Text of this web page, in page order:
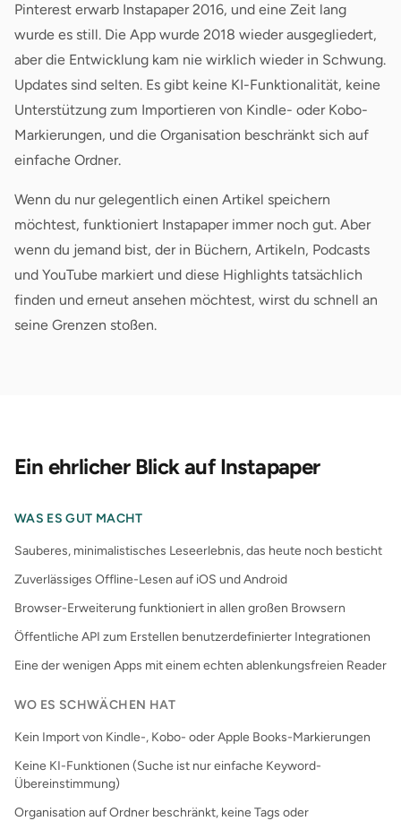
Pinterest erwarb Instapaper 2016, und eine Zeit lang
wurde es still. Die App wurde 2018 wieder ausgegliedert,
aber die Entwicklung kam nie wirklich wieder in Schwung.
Updates sind selten. Es gibt keine KI-Funktionalität, keine
Unterstützung zum Importieren von Kindle- oder Kobo-
Markierungen, und die Organisation beschränkt sich auf
einfache Ordner.
Wenn du nur gelegentlich einen Artikel speichern
möchtest, funktioniert Instapaper immer noch gut. Aber
wenn du jemand bist, der in Büchern, Artikeln, Podcasts
und YouTube markiert und diese Highlights tatsächlich
finden und erneut ansehen möchtest, wirst du schnell an
seine Grenzen stoßen.
Ein ehrlicher Blick auf Instapaper
WAS ES GUT MACHT
Sauberes, minimalistisches Leseerlebnis, das heute noch besticht
Zuverlässiges Offline-Lesen auf iOS und Android
Browser-Erweiterung funktioniert in allen großen Browsern
Öffentliche API zum Erstellen benutzerdefinierter Integrationen
Eine der wenigen Apps mit einem echten ablenkungsfreien Reader
WO ES SCHWÄCHEN HAT
Kein Import von Kindle-, Kobo- oder Apple Books-Markierungen
Keine KI-Funktionen (Suche ist nur einfache Keyword-
Übereinstimmung)
Organisation auf Ordner beschränkt, keine Tags oder